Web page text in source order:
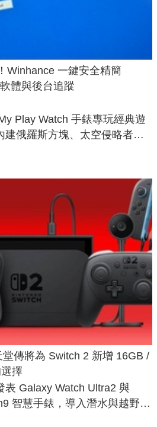
Winhance 一鍵安全精簡
體與後台追蹤
Play Watch 手錶專玩經典遊
建俄羅斯方塊、太空侵略者，
傳將為 Switch 2 新增 16GB /
擇
表 Galaxy Watch Ultra2 與
智慧手錶，導入潛水與越野跑